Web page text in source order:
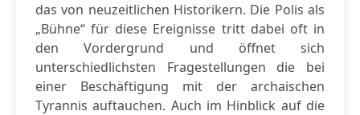
das von neuzeitlichen Historikern. Die Polis als
„Bühne“ für diese Ereignisse tritt dabei oft in
den Vordergrund und öffnet sich
unterschiedlichsten Fragestellungen die bei
einer Beschäftigung mit der archaischen
Tyrannis auftauchen. Auch im Hinblick auf die